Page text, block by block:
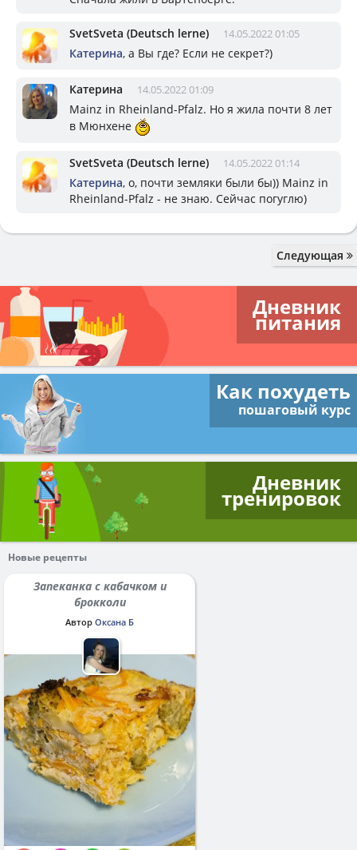
SvetSveta (Deutsch lerne) 14.05.2022 01:05
Катерина, а Вы где? Если не секрет?)
Катерина 14.05.2022 01:09
Mainz in Rheinland-Pfalz. Но я жила почти 8 лет
в Мюнхене
SvetSveta (Deutsch lerne) 14.05.2022 01:14
Катерина, о, почти земляки были бы)) Mainz in
Rheinland-Pfalz - не знаю. Сейчас погуглю)
Следующая
Дневник
питания
Как похудеть
пошаговый курс
Дневник
тренировок
Новые рецепты
Запеканка с кабачком и
брокколи
Автор Оксана Б